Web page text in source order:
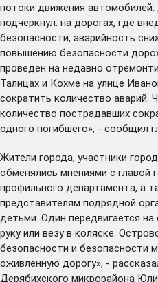
потоки движения автомобилей.
подчеркнул: на дорогах, где
безопасности, аварийность
повышению безопасности
проведен на недавно
Талицах и Кохме на улице
сократить количество аварий.
количество пострадавших
одного погибшего», - сообщил
Жители города, участники
обменялись мнениями с главой
профильного департамента, а
представителям подрядной
детьми. Один передвигается на
руку или везу в коляске.
безопасности и безопасности
оживленную дорогу», -
Дерябихского микрорайона